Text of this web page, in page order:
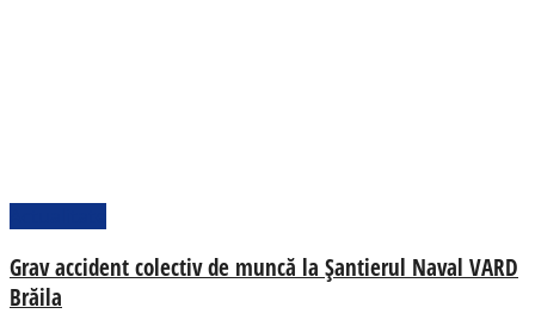
Grav accident colectiv de muncă la Șantierul Naval VARD
Brăila